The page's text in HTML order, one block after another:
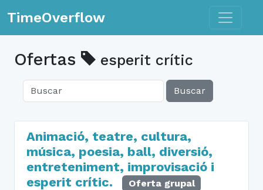
TimeOverflow Toggle
Ofertas esperit crític
Buscar
Animació, teatre, cultura,
música, poesia, ball, diversió,
entreteniment, improvisació i
esperit crític.
Oferta grupal